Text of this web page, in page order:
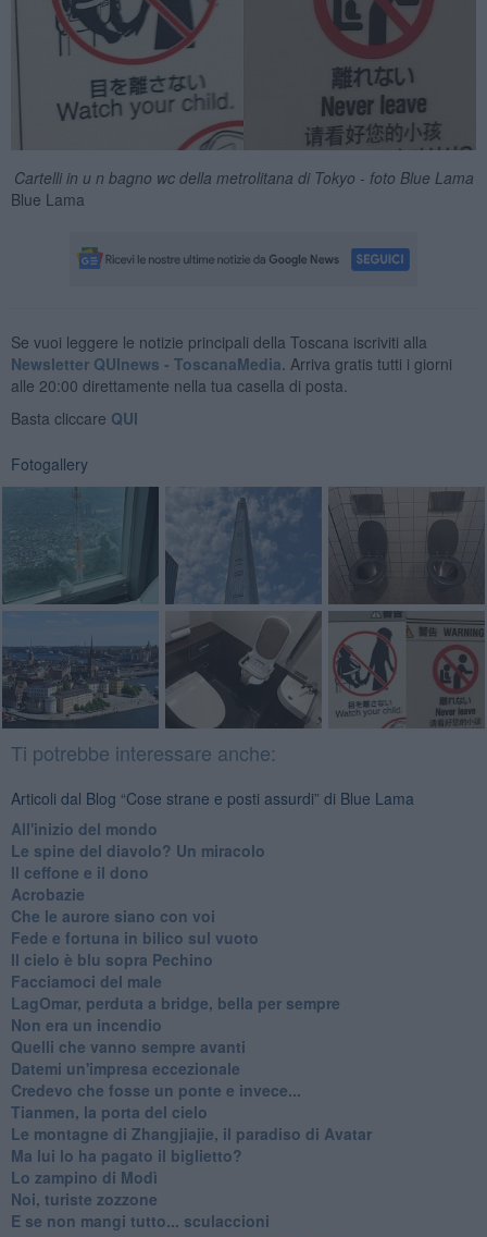
Cartelli in u n bagno wc della metrolitana di Tokyo - foto Blue Lama
Blue Lama
Se vuoi leggere le notizie principali della Toscana iscriviti alla
Newsletter QUInews - ToscanaMedia. Arriva gratis tutti i giorni
alle 20:00 direttamente nella tua casella di posta.
Basta cliccare QUI
Fotogallery
Ti potrebbe interessare anche:
Articoli dal Blog “Cose strane e posti assurdi” di Blue Lama
All'inizio del mondo
Le spine del diavolo? Un miracolo
Il ceffone e il dono
Acrobazie
Che le aurore siano con voi
Fede e fortuna in bilico sul vuoto
Il cielo è blu sopra Pechino
Facciamoci del male
LagOmar, perduta a bridge, bella per sempre
Non era un incendio
Quelli che vanno sempre avanti
Datemi un'impresa eccezionale
Credevo che fosse un ponte e invece...
Tianmen, la porta del cielo
Le montagne di Zhangjiajie, il paradiso di Avatar
Ma lui lo ha pagato il biglietto?
Lo zampino di Modì
Noi, turiste zozzone
E se non mangi tutto... sculaccioni